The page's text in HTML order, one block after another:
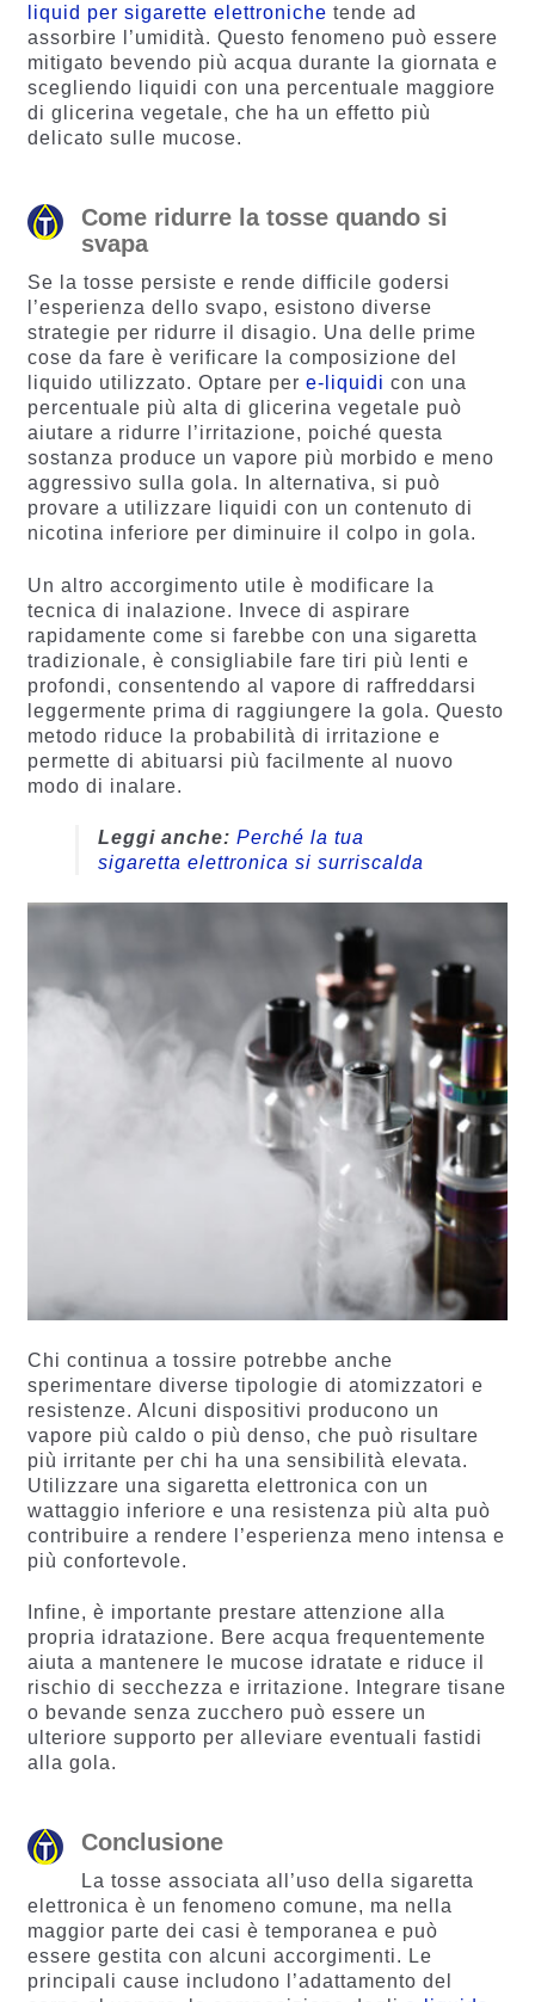
liquid per sigarette elettroniche tende ad
assorbire l’umidità. Questo fenomeno può essere
mitigato bevendo più acqua durante la giornata e
scegliendo liquidi con una percentuale maggiore
di glicerina vegetale, che ha un effetto più
delicato sulle mucose.
Come ridurre la tosse quando si
svapa
Se la tosse persiste e rende difficile godersi
l’esperienza dello svapo, esistono diverse
strategie per ridurre il disagio. Una delle prime
cose da fare è verificare la composizione del
liquido utilizzato. Optare per e-liquidi con una
percentuale più alta di glicerina vegetale può
aiutare a ridurre l’irritazione, poiché questa
sostanza produce un vapore più morbido e meno
aggressivo sulla gola. In alternativa, si può
provare a utilizzare liquidi con un contenuto di
nicotina inferiore per diminuire il colpo in gola.
Un altro accorgimento utile è modificare la
tecnica di inalazione. Invece di aspirare
rapidamente come si farebbe con una sigaretta
tradizionale, è consigliabile fare tiri più lenti e
profondi, consentendo al vapore di raffreddarsi
leggermente prima di raggiungere la gola. Questo
metodo riduce la probabilità di irritazione e
permette di abituarsi più facilmente al nuovo
modo di inalare.
Leggi anche: Perché la tua
sigaretta elettronica si surriscalda
Chi continua a tossire potrebbe anche
sperimentare diverse tipologie di atomizzatori e
resistenze. Alcuni dispositivi producono un
vapore più caldo o più denso, che può risultare
più irritante per chi ha una sensibilità elevata.
Utilizzare una sigaretta elettronica con un
wattaggio inferiore e una resistenza più alta può
contribuire a rendere l’esperienza meno intensa e
più confortevole.
Infine, è importante prestare attenzione alla
propria idratazione. Bere acqua frequentemente
aiuta a mantenere le mucose idratate e riduce il
rischio di secchezza e irritazione. Integrare tisane
o bevande senza zucchero può essere un
ulteriore supporto per alleviare eventuali fastidi
alla gola.
Conclusione
La tosse associata all’uso della sigaretta
elettronica è un fenomeno comune, ma nella
maggior parte dei casi è temporanea e può
essere gestita con alcuni accorgimenti. Le
principali cause includono l’adattamento del